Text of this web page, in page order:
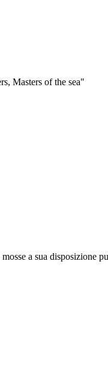
Masters of the sea"
a sua disposizione